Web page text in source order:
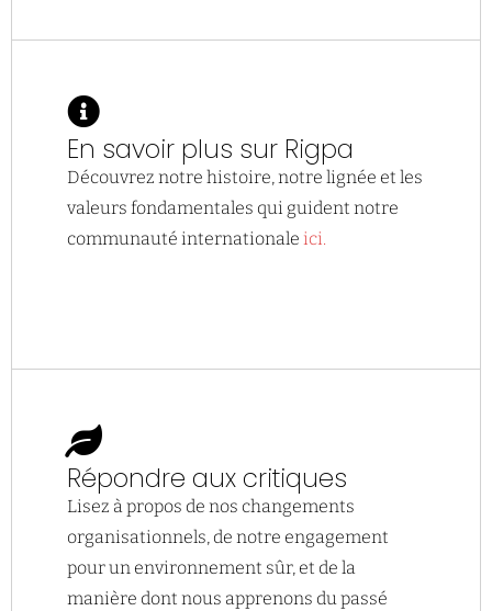
En savoir plus sur Rigpa
Découvrez notre histoire, notre lignée et les
valeurs fondamentales qui guident notre
communauté internationale ici.
Répondre aux critiques
Lisez à propos de nos changements
organisationnels, de notre engagement
pour un environnement sûr, et de la
manière dont nous apprenons du passé